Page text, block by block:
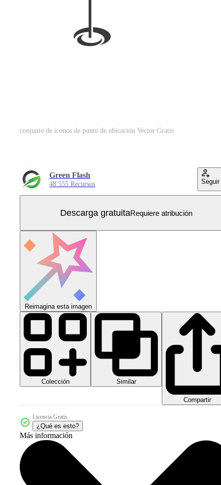
conjunto de iconos de punto de ubicación Vector Gratis
Green Flash
48.555 Recursos Seguir
Descarga gratuitaRequiere atribución
Reimagina esta imagen
Colección Similar
Compartir
Licencia Gratis
¿Qué es esto?
Más información